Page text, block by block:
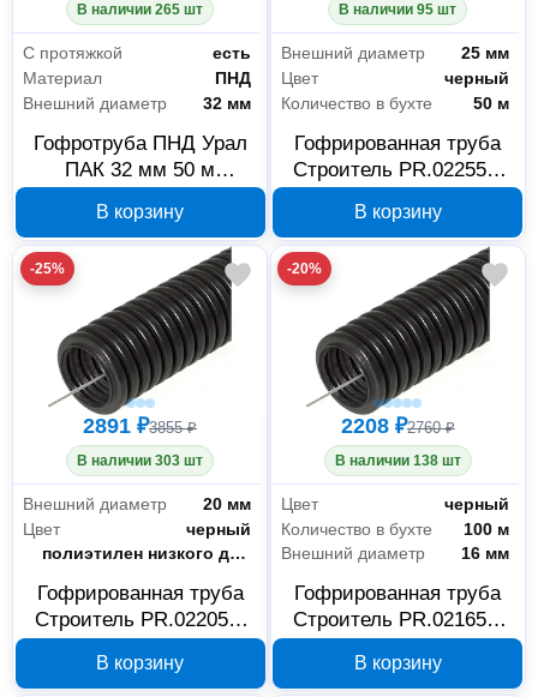
В наличии 265 шт
С протяжкой
есть
Материал
ПНД
Внешний диаметр
32 мм
Гофротруба ПНД Урал
ПАК 32 мм 50 м
В корзину
В наличии 95 шт
Внешний диаметр
25 мм
Цвет
черный
Количество в бухте
50 м
Гофрированная труба
Строитель PR.022551,
В корзину
-25%
2891 ₽3855 ₽
В наличии 303 шт
Внешний диаметр
20 мм
Цвет
черный
Материал
полиэтилен низкого давления
Гофрированная труба
Строитель PR.022051,
В корзину
-20%
2208 ₽2760 ₽
В наличии 138 шт
Цвет
черный
Количество в бухте
100 м
Внешний диаметр
16 мм
Гофрированная труба
Строитель PR.021651,
В корзину